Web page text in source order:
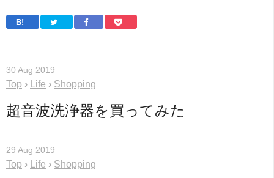
B!
30 Aug 2019
Top › Life › Shopping
超音波洗浄器を買ってみた
29 Aug 2019
Top › Life › Shopping